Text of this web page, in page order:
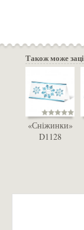
Також може
«Сніжинки»
D1128